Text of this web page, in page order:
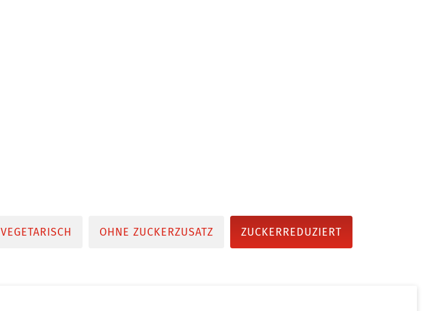
VEGETARISCH OHNE ZUCKERZUSATZ ZUCKERREDUZIERT